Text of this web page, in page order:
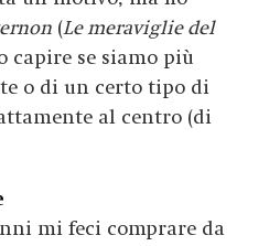
(Le meraviglie del
capire se siamo più
o di un certo tipo di
al centro (di
mi feci comprare da